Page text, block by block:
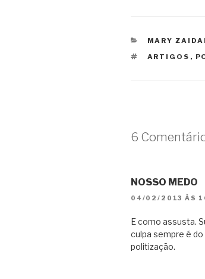
MARY
TAGS
ARTIGOS ,
6
NOSSO MEDO
04/02/2013 ÀS
E como assusta.
culpa sempre é
politização.